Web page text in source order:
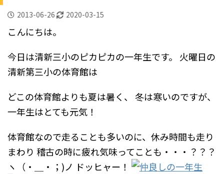
2013-06-26 2020-03-15
こんにちは。
今日は清新三小のピカピカの一年生です。
火曜日の
清新第三小の体育館は
どこの体育館よりも夏は暑く、
冬は寒いのですが、
一年生はとても元気！
体育館なので走ることも多いのに、休み時間も走り
まわり 稽古の時に疲れ気味ってことも・・・？？？
ヽ（・＿・；)ノ ドッヒャー！